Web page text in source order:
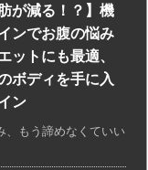
が減る！？】機
ンでお腹の悩み
ットにも最適、
ボディを手に入
ン
、もう諦めなくていい